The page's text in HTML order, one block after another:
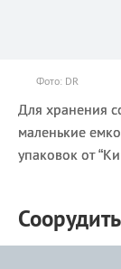
Фото: DR
Для хранения
маленькие
упаковок от